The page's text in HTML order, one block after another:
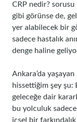
CRP nedir?
gibi görünse de,
yer alabilecek bir
sadece hastalık
denge haline
Ankara’da
hissettiğim şey şu:
geleceğe dair
bu yolculuk
içsel bir